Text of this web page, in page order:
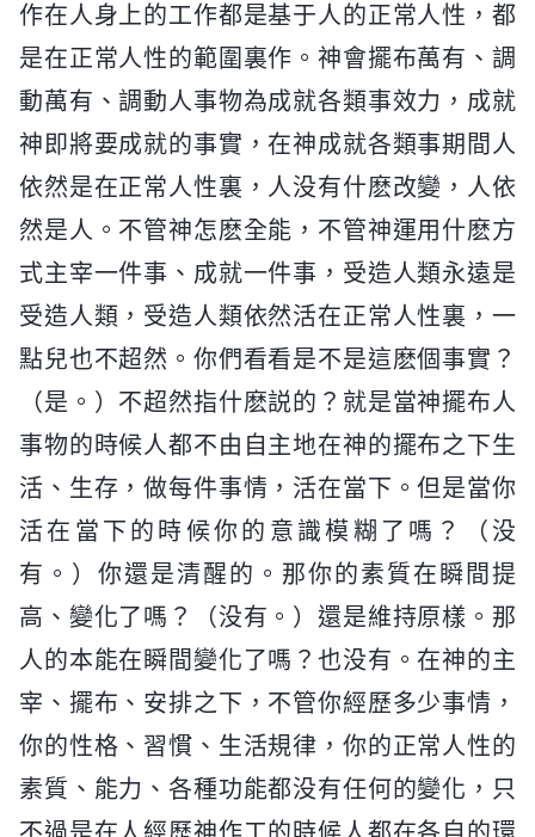
作在人身上的工作都是基于人的正常人性，都
是在正常人性的範圍裏作。神會擺布萬有、調
動萬有、調動人事物為成就各類事效力，成就
神即將要成就的事實，在神成就各類事期間人
依然是在正常人性裏，人没有什麽改變，人依
然是人。不管神怎麽全能，不管神運用什麽方
式主宰一件事、成就一件事，受造人類永遠是
受造人類，受造人類依然活在正常人性裏，一
點兒也不超然。你們看看是不是這麽個事實？
（是。）不超然指什麽説的？就是當神擺布人
事物的時候人都不由自主地在神的擺布之下生
活、生存，做每件事情，活在當下。但是當你
活在當下的時候你的意識模糊了嗎？（没
有。）你還是清醒的。那你的素質在瞬間提
高、變化了嗎？（没有。）還是維持原樣。那
人的本能在瞬間變化了嗎？也没有。在神的主
宰、擺布、安排之下，不管你經歷多少事情，
你的性格、習慣、生活規律，你的正常人性的
素質、能力、各種功能都没有任何的變化，只